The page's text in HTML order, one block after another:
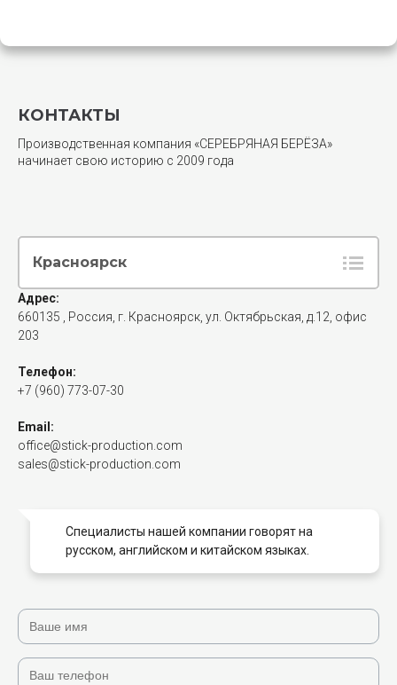
КОНТАКТЫ
Производственная компания «СЕРЕБРЯНАЯ БЕРЁЗА»
начинает свою историю с 2009 года
Красноярск
Адрес:
660135 , Россия, г. Красноярск, ул. Октябрьская, д.12, офис
203
Телефон:
+7 (960) 773-07-30
Email:
office@stick-production.com
sales@stick-production.com
Специалисты нашей компании говорят на
русском, английском и китайском языках.